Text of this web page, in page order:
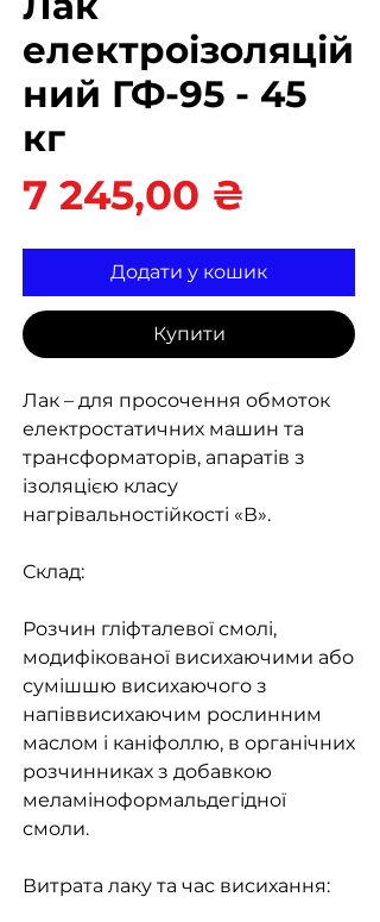
електроізоляцій
ний ГФ-95 - 45
кг
7 245,00 ₴
Додати у кошик
Купити
Лак – для просочення обмоток
електростатичних машин та
трансформаторів, апаратів з
ізоляцією класу
нагрівальностійкості «В».
Склад:
Розчин гліфталевої смолі,
модифікованої висихаючими або
сумішшю висихаючого з
напіввисихаючим рослинним
маслом і каніфоллю, в органічних
розчинниках з добавкою
меламіноформальдегідної
смоли.
Витрата лаку та час висихання: